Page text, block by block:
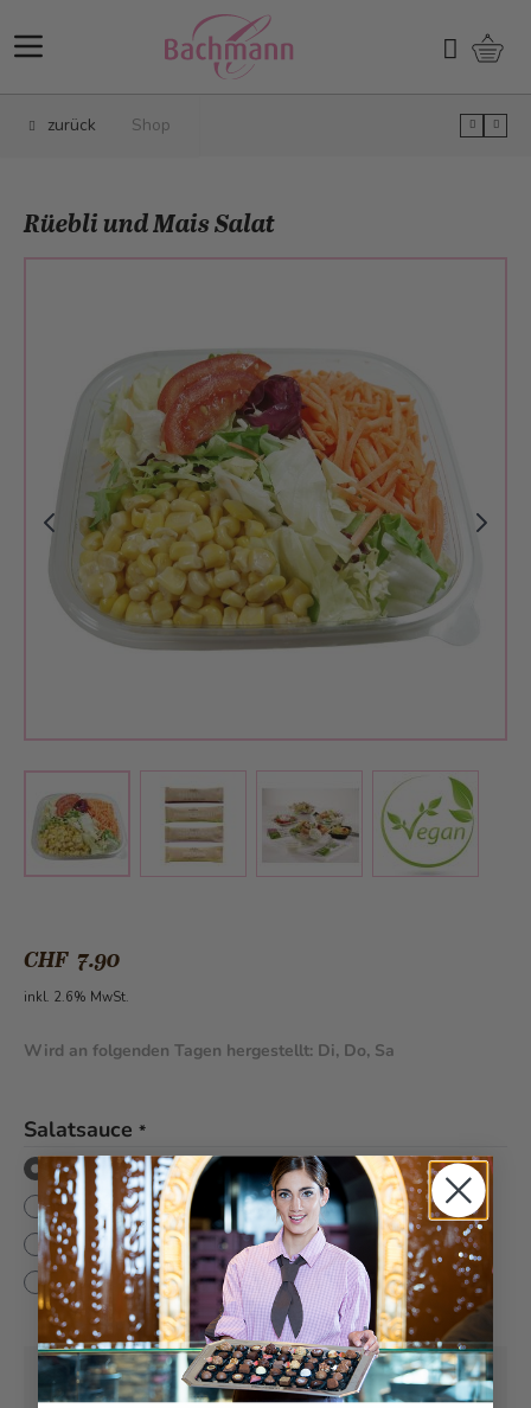
Suchen
zurück Shop
Rüebli und Mais Salat
View larger imageView larger imageView larger imageView larger
CHF 7.90
inkl. 2.6% MwSt.
Wird an folgenden Tagen hergestellt: Di, Do, Sa
Salatsauce *
mit französischer Sauce (vegetarisch)
mit italienischer Sauce (vegetarisch)
mit balsamico Sauce (light und vegan)
mit Fitness Sauce (light und vegetarisch)
Abholung abDienstag, 11.08.2026